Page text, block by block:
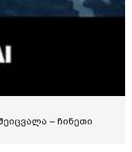
– ჩინეთი